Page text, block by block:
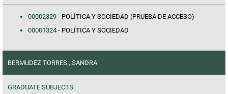
00002329 - POLÍTICA Y SOCIEDAD (PRUEBA DE ACCESO)
00001324 - POLÍTICA Y SOCIEDAD
BERMUDEZ TORRES , SANDRA
GRADUATE SUBJECTS: